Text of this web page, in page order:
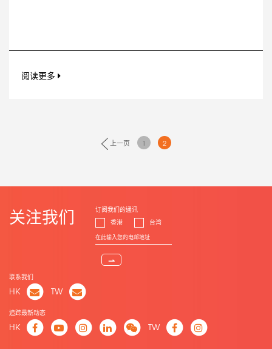
阅读更多
上一页 1 2
关注我们
订阅我们的通讯
香港
台湾
⇀
联系我们
HK TW
追踪最新动态
HK TW